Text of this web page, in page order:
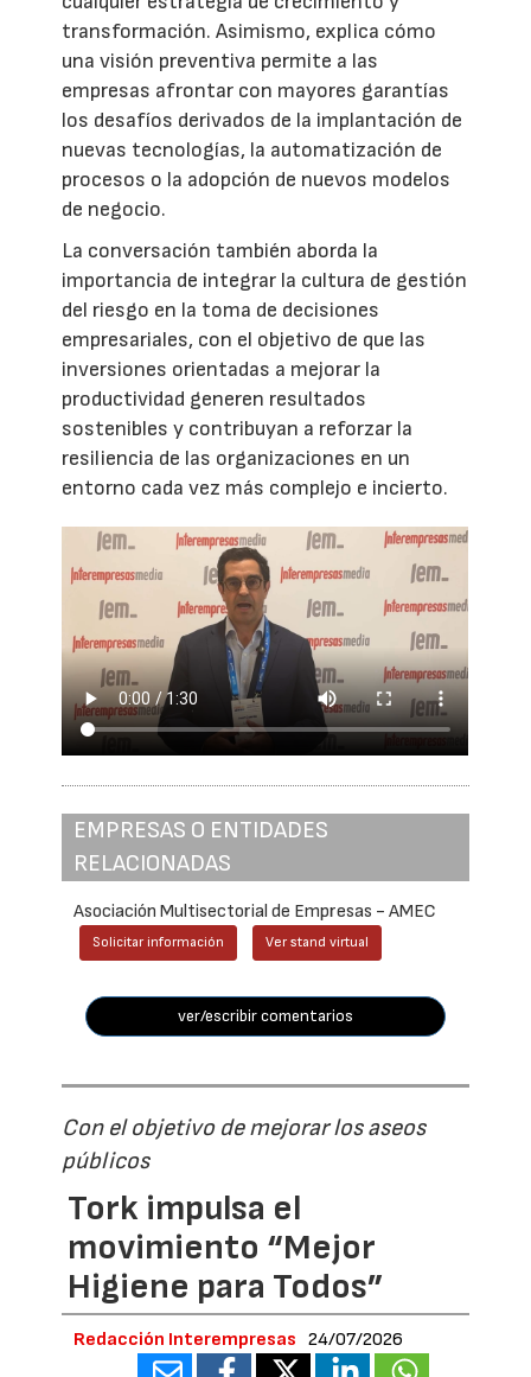
transformación. Asimismo, explica cómo
una visión preventiva permite a las
empresas afrontar con mayores garantías
los desafíos derivados de la implantación de
nuevas tecnologías, la automatización de
procesos o la adopción de nuevos modelos
de negocio.
La conversación también aborda la
importancia de integrar la cultura de gestión
del riesgo en la toma de decisiones
empresariales, con el objetivo de que las
inversiones orientadas a mejorar la
productividad generen resultados
sostenibles y contribuyan a reforzar la
resiliencia de las organizaciones en un
entorno cada vez más complejo e incierto.
EMPRESAS O ENTIDADES
RELACIONADAS
Asociación Multisectorial de Empresas - AMEC
Solicitar información Ver stand virtual
ver/escribir comentarios
Con el objetivo de mejorar los aseos
públicos
Tork impulsa el
movimiento “Mejor
Higiene para Todos”
Redacción Interempresas 24/07/2026